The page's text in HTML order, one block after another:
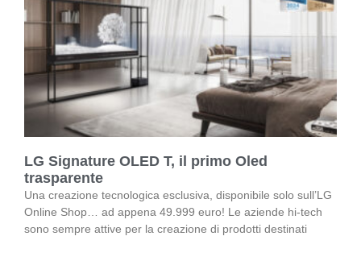
LG Signature OLED T, il primo Oled
trasparente
Una creazione tecnologica esclusiva, disponibile solo sull’LG
Online Shop… ad appena 49.999 euro! Le aziende hi-tech
sono sempre attive per la creazione di prodotti destinati